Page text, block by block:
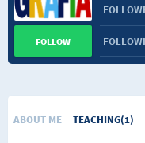
FOLLOW
ABOUT ME TEACHING(1)